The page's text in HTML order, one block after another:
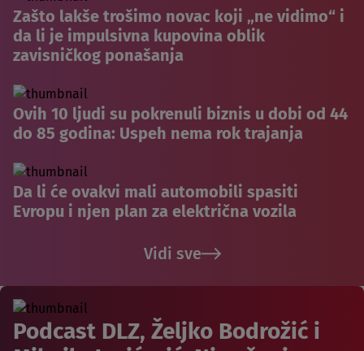
Zašto lakše trošimo novac koji „ne vidimo“ i
da li je impulsivna kupovina oblik
zavisničkog ponašanja
Ovih 10 ljudi su pokrenuli biznis u dobi od 44
do 85 godina: Uspeh nema rok trajanja
Da li će ovakvi mali automobili spasiti
Evropu i njen plan za električna vozila
Vidi sve
Podcast DLZ, Željko Bodrožić i